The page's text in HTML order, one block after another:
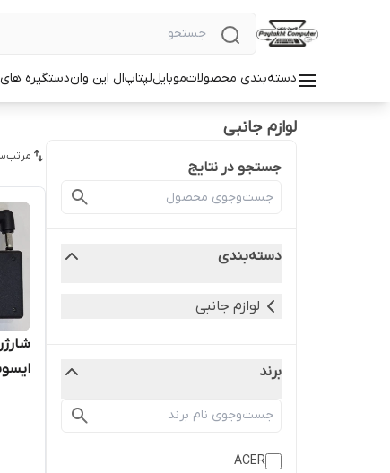
دسته‌بندی محصولاتموبایللپتاپال این واندستگیره
لوازم جانبی
جستجو در نتایج
دسته‌بندی
لوازم جانبی
برند
ACER
ایسوس